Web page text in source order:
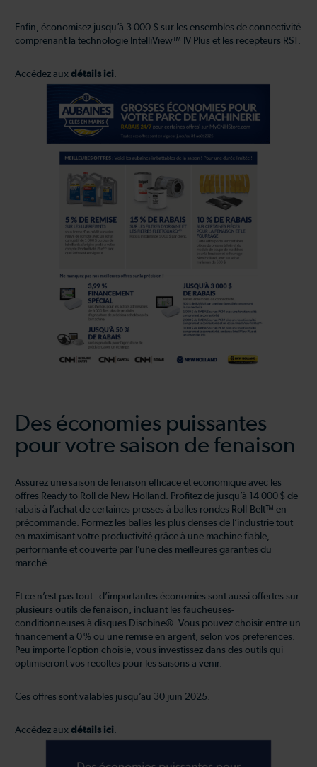
Enfin, économisez jusqu’à 3 000 $ sur les ensembles de connectivité
comprenant la technologie IntelliView™ IV Plus et les récepteurs RS1.
Accédez aux détails ici
Des économies puissantes
pour votre saison de fenaison
Assurez une saison de fenaison efficace et économique avec les
offres Ready to Roll de New Holland. Profitez de jusqu’à 14 000 $ de
rabais à l’achat de certaines presses à balles rondes Roll-Belt™ en
précommande. Formez les balles les plus denses de l’industrie tout
en maximisant votre productivité grâce à une machine fiable,
performante et couverte par l’une des meilleures garanties du
marché.
Et ce n’est pas tout : d’importantes économies sont aussi offertes sur
plusieurs outils de fenaison, incluant les faucheuses-
conditionneuses à disques Discbine®. Vous pouvez choisir entre un
financement à 0 % ou une remise en argent, selon vos préférences.
Peu importe l’option choisie, vous investissez dans des outils qui
optimiseront vos récoltes pour les saisons à venir.
Ces offres sont valables jusqu’au 30 juin 2025.
Accédez aux détails ici